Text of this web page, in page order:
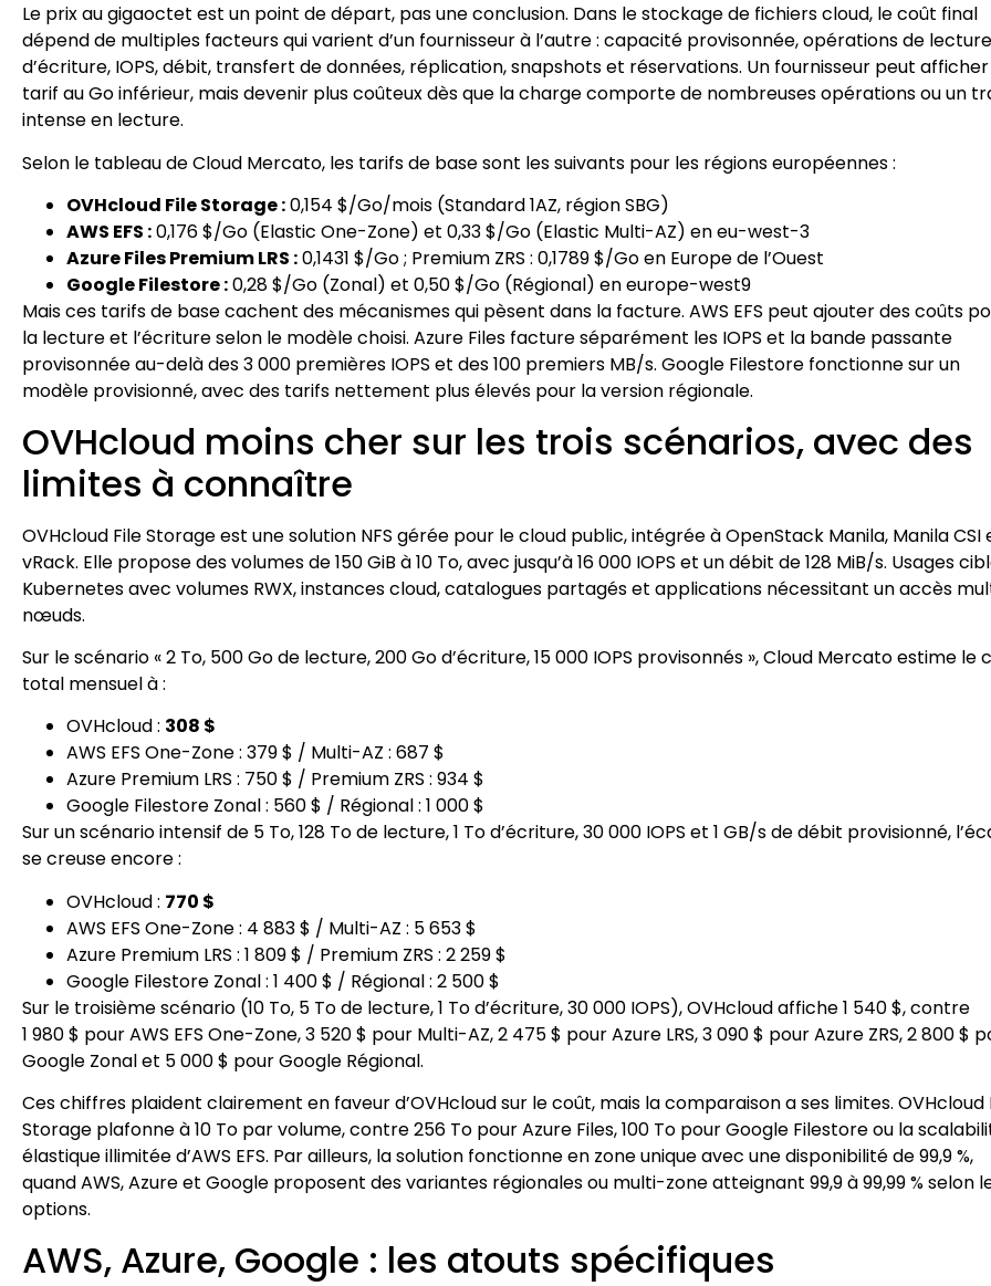
Le prix au gigaoctet est un point de départ, pas une conclusion. Dans le stockage de fichiers cloud, le coût final
dépend de multiples facteurs qui varient d’un fournisseur à l’autre : capacité provisonnée, opérations de
d’écriture, IOPS, débit, transfert de données, réplication, snapshots et réservations. Un fournisseur peut
tarif au Go inférieur, mais devenir plus coûteux dès que la charge comporte de nombreuses opérations ou un
intense en lecture.
Selon le tableau de Cloud Mercato, les tarifs de base sont les suivants pour les régions européennes :
OVHcloud File Storage :0,154 $/Go/mois (Standard 1AZ, région SBG)
AWS EFS :0,176 $/Go (Elastic One-Zone) et 0,33 $/Go (Elastic Multi-AZ) en eu-west-3
Azure Files Premium LRS :0,1431 $/Go ; Premium ZRS : 0,1789 $/Go en Europe de l’Ouest
Google Filestore :0,28 $/Go (Zonal) et 0,50 $/Go (Régional) en europe-west9
Mais ces tarifs de base cachent des mécanismes qui pèsent dans la facture. AWS EFS peut ajouter des coûts
la lecture et l’écriture selon le modèle choisi. Azure Files facture séparément les IOPS et la bande passante
provisonnée au-delà des 3 000 premières IOPS et des 100 premiers MB/s. Google Filestore fonctionne sur un
modèle provisionné, avec des tarifs nettement plus élevés pour la version régionale.
OVHcloud moins cher sur les trois scénarios, avec des
limites à connaître
OVHcloud File Storage est une solution NFS gérée pour le cloud public, intégrée à OpenStack Manila, Manila CSI
vRack. Elle propose des volumes de 150 GiB à 10 To, avec jusqu’à 16 000 IOPS et un débit de 128 MiB/s. Usages
Kubernetes avec volumes RWX, instances cloud, catalogues partagés et applications nécessitant un accès
nœuds.
Sur le scénario « 2 To, 500 Go de lecture, 200 Go d’écriture, 15 000 IOPS provisonnés », Cloud Mercato estime le
total mensuel à :
OVHcloud : 308 $
AWS EFS One-Zone : 379 $ / Multi-AZ : 687 $
Azure Premium LRS : 750 $ / Premium ZRS : 934 $
Google Filestore Zonal : 560 $ / Régional : 1 000 $
Sur un scénario intensif de 5 To, 128 To de lecture, 1 To d’écriture, 30 000 IOPS et 1 GB/s de débit provisionné,
se creuse encore :
OVHcloud : 770 $
AWS EFS One-Zone : 4 883 $ / Multi-AZ : 5 653 $
Azure Premium LRS : 1 809 $ / Premium ZRS : 2 259 $
Google Filestore Zonal : 1 400 $ / Régional : 2 500 $
Sur le troisième scénario (10 To, 5 To de lecture, 1 To d’écriture, 30 000 IOPS), OVHcloud affiche 1 540 $, contre
1 980 $ pour AWS EFS One-Zone, 3 520 $ pour Multi-AZ, 2 475 $ pour Azure LRS, 3 090 $ pour Azure ZRS, 2 800 $
Google Zonal et 5 000 $ pour Google Régional.
Ces chiffres plaident clairement en faveur d’OVHcloud sur le coût, mais la comparaison a ses limites. OVHcloud
Storage plafonne à 10 To par volume, contre 256 To pour Azure Files, 100 To pour Google Filestore ou la
élastique illimitée d’AWS EFS. Par ailleurs, la solution fonctionne en zone unique avec une disponibilité de 99,9 %,
quand AWS, Azure et Google proposent des variantes régionales ou multi-zone atteignant 99,9 à 99,99 % selon
options.
AWS, Azure, Google : les atouts spécifiques